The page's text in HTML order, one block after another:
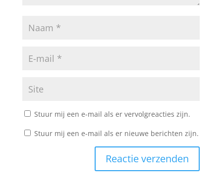
Stuur mij een e-mail als er vervolgreacties zijn.
Stuur mij een e-mail als er nieuwe berichten zijn.